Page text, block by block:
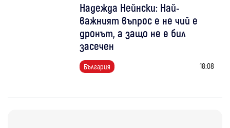
Надежда Нейнски: Най-
важният въпрос е не чий е
дронът, а защо не е бил
засечен
България 18:08